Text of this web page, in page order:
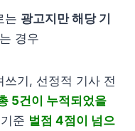
는 광고지만 해당 기
경우
기, 선정적 기사 전
5건이 누적되었을
준 벌점 4점이 넘으